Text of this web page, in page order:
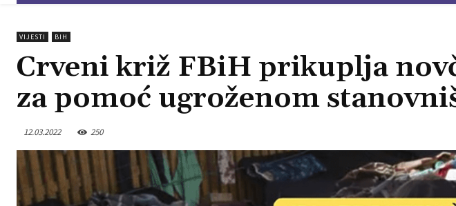
VIJESTI BIH
Crveni križ FBiH prikuplja
za pomoć ugroženom
12.03.2022 250